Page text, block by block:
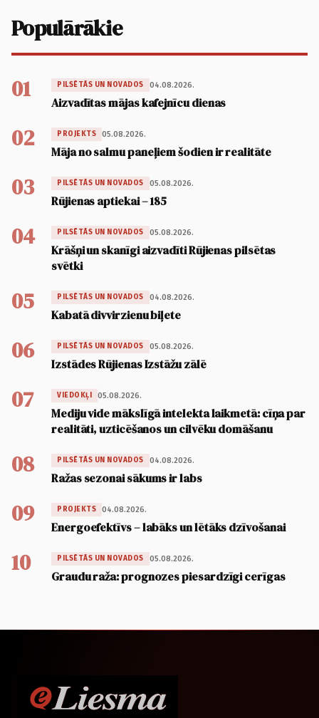
Populārākie
01 PILSĒTĀS UN NOVADOS 04.08.2026.
Aizvadītas mājas kafejnīcu dienas
02 PROJEKTS 05.08.2026.
Māja no salmu paneļiem šodien ir realitāte
03 PILSĒTĀS UN NOVADOS 05.08.2026.
Rūjienas aptiekai – 185
04 PILSĒTĀS UN NOVADOS 05.08.2026.
Krāšņi un skanīgi aizvadīti Rūjienas pilsētas
svētki
05 PILSĒTĀS UN NOVADOS 04.08.2026.
Kabatā divvirzienu biļete
06 PILSĒTĀS UN NOVADOS 05.08.2026.
Izstādes Rūjienas Izstāžu zālē
07 VIEDOKĻI 05.08.2026.
Mediju vide mākslīgā intelekta laikmetā: cīņa par
realitāti, uzticēšanos un cilvēku domāšanu
08 PILSĒTĀS UN NOVADOS 04.08.2026.
Ražas sezonai sākums ir labs
09 PROJEKTS 04.08.2026.
Energoefektīvs – labāks un lētāks dzīvošanai
10 PILSĒTĀS UN NOVADOS 05.08.2026.
Graudu raža: prognozes piesardzīgi cerīgas